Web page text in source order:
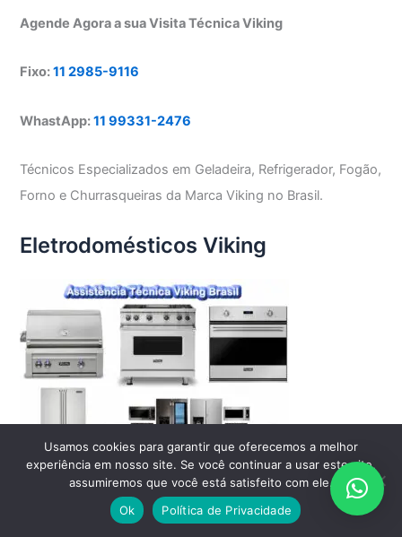
Agende Agora a sua Visita Técnica Viking
Fixo:11 2985-9116
WhastApp:11 99331-2476
Técnicos Especializados em Geladeira, Refrigerador, Fogão,
Forno e Churrasqueiras da Marca Viking no Brasil.
Eletrodomésticos Viking
Usamos cookies para garantir que oferecemos a melhor
experiência em nosso site. Se você continuar a usar este site,
assumiremos que você está satisfeito com ele.
Ok
Política de Privacidade